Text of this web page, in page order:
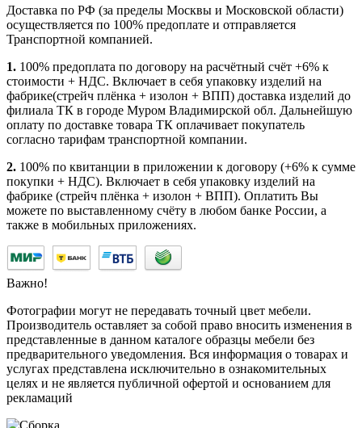
Доставка по РФ (за пределы Москвы и Московской области)
осуществляется по 100% предоплате и отправляется
Транспортной компанией.
1. 100% предоплата по договору на расчётный счёт +6% к
стоимости + НДС. Включает в себя упаковку изделий на
фабрике(стрейч плёнка + изолон + ВПП) доставка изделий до
филиала ТК в городе Муром Владимирской обл. Дальнейшую
оплату по доставке товара ТК оплачивает покупатель
согласно тарифам транспортной компании.
2. 100% по квитанции в приложении к договору (+6% к сумме
покупки + НДС). Включает в себя упаковку изделий на
фабрике (стрейч плёнка + изолон + ВПП). Оплатить Вы
можете по выставленному счёту в любом банке России, а
также в мобильных приложениях.
Важно!
Фотографии могут не передавать точный цвет мебели.
Производитель оставляет за собой право вносить изменения в
представленные в данном каталоге образцы мебели без
предварительного уведомления. Вся информация о товарах и
услугах представлена исключительно в ознакомительных
целях и не является публичной офертой и основанием для
рекламаций